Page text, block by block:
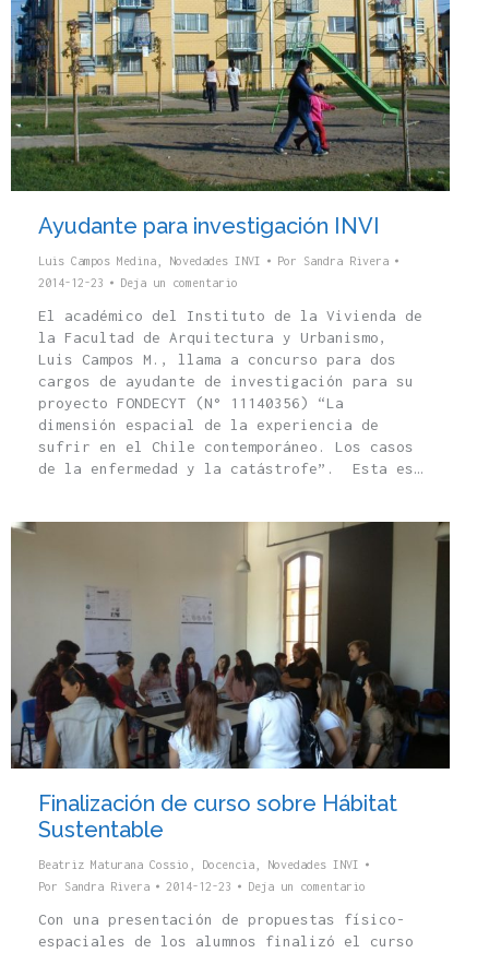
Ayudante para investigación INVI
Luis Campos Medina Novedades INVI Por Sandra Rivera
2014-12-23
Deja un comentario
El académico del Instituto de la Vivienda de
la Facultad de Arquitectura y Urbanismo,
Luis Campos M., llama a concurso para dos
cargos de ayudante de investigación para su
proyecto FONDECYT (N° 11140356) “La
dimensión espacial de la experiencia de
sufrir en el Chile contemporáneo. Los casos
de la enfermedad y la catástrofe”. Esta es…
Finalización de curso sobre Hábitat
Sustentable
Beatriz Maturana Cossio , Docencia,
Novedades INVI
Por Sandra Rivera 2014-12-23 Deja un comentario
Con una presentación de propuestas físico-
espaciales de los alumnos finalizó el curso